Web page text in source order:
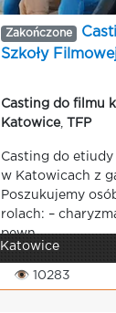
Zakończone
Szkoły
Casting do filmu
Katowice, TFP
Casting do etiudy
w Katowicach z
Poszukujemy
rolach: –
pewn...
Katowice
👁 10283